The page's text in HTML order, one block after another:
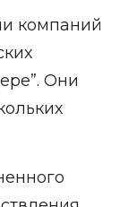
компаний
Они